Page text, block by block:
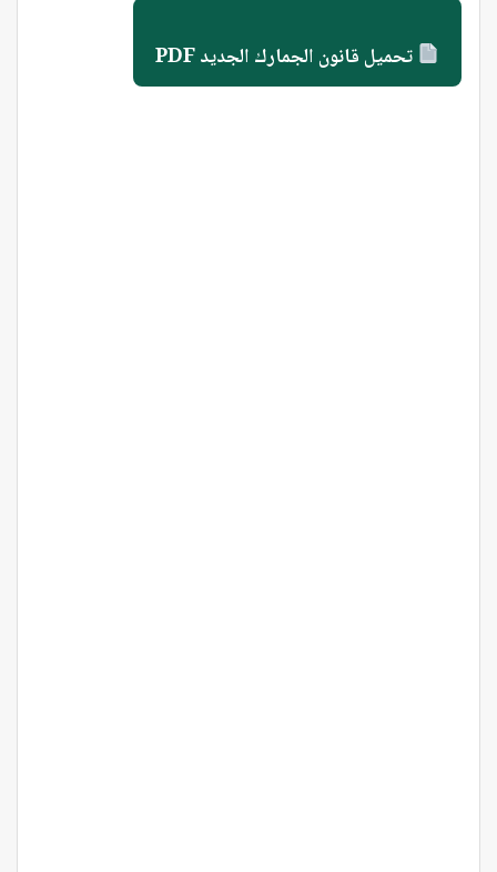
تحميل قانون الجمارك الجديد PDF